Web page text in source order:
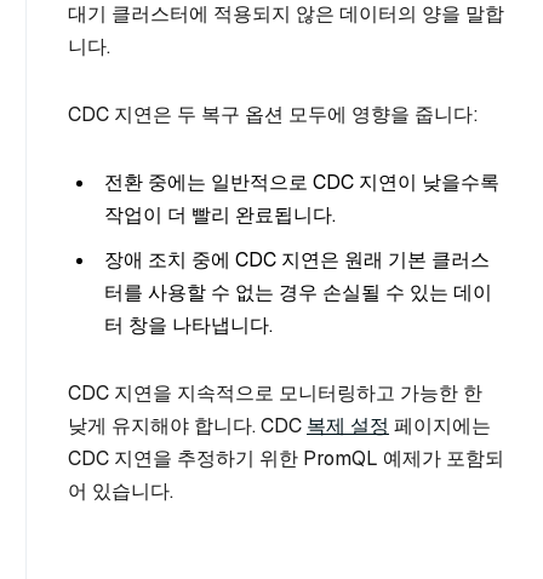
대기 클러스터에 적용되지 않은 데이터의 양을 말합
니다.
CDC 지연은 두 복구 옵션 모두에 영향을 줍니다:
전환 중에는 일반적으로 CDC 지연이 낮을수록
작업이 더 빨리 완료됩니다.
장애 조치 중에 CDC 지연은 원래 기본 클러스
터를 사용할 수 없는 경우 손실될 수 있는 데이
터 창을 나타냅니다.
CDC 지연을 지속적으로 모니터링하고 가능한 한
낮게 유지해야 합니다. CDC 복제 설정 페이지에는
CDC 지연을 추정하기 위한 PromQL 예제가 포함되
어 있습니다.